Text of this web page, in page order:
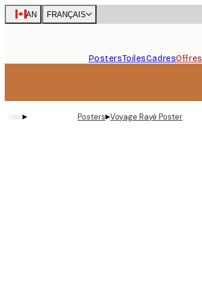
Skip
to
CAN FRANÇAIS
PostersToilesCadresOffres
▸ Posters▸Voyage Rayé Poster